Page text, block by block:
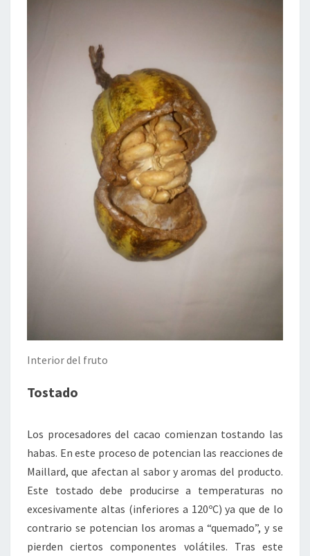
Interior del fruto
Tostado
Los procesadores del cacao comienzan tostando las
habas. En este proceso de potencian las reacciones de
Maillard, que afectan al sabor y aromas del producto.
Este tostado debe producirse a temperaturas no
excesivamente altas (inferiores a 120ºC) ya que de lo
contrario se potencian los aromas a “quemado”, y se
pierden ciertos componentes volátiles. Tras este